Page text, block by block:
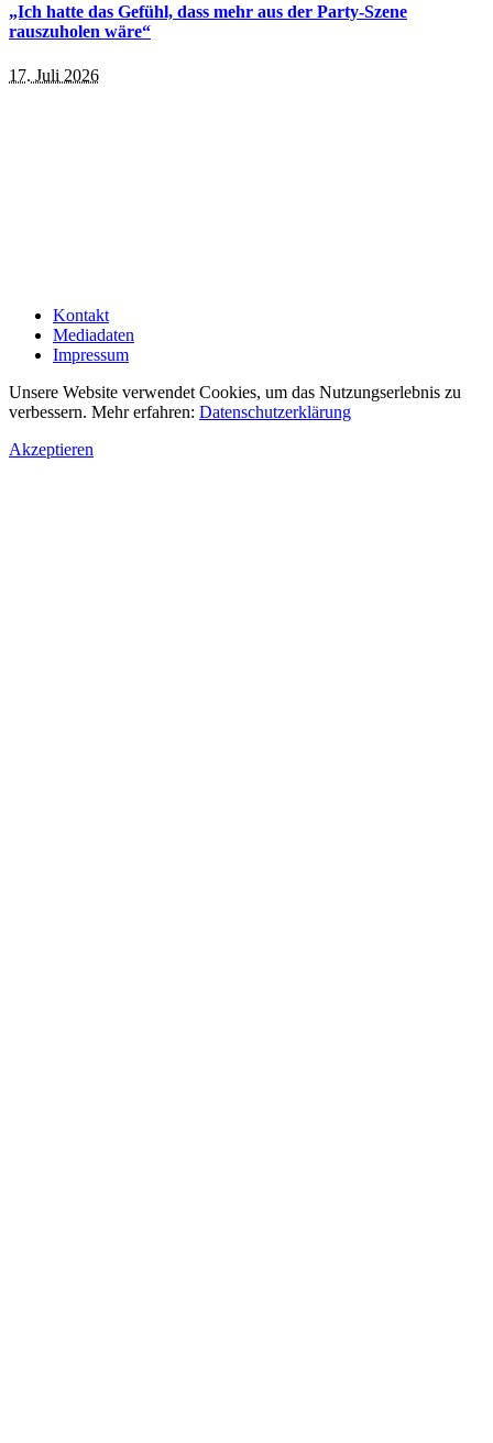
„Ich hatte das Gefühl, dass mehr aus der Party-Szene
rauszuholen wäre“
17. Juli 2026
Kontakt
Mediadaten
Impressum
Unsere Website verwendet Cookies, um das Nutzungserlebnis zu
verbessern. Mehr erfahren: Datenschutzerklärung
Akzeptieren